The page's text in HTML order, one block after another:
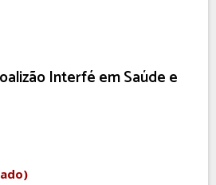
Interfé em Saúde e